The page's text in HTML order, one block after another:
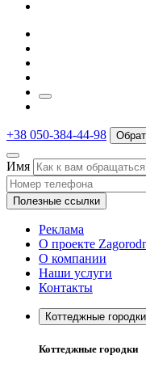
+38 050-384-44-98
Имя
Полезные ссылки
Реклама
О проекте
О компании
Наши услуги
Контакты
Коттеджные городки
Коттеджные городки